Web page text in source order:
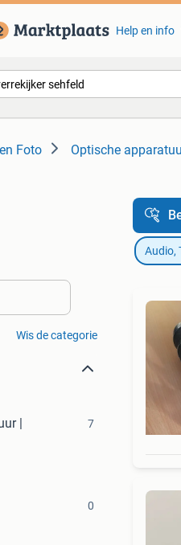
Help en info
Foto Optische
Wis de categorie
|
7
0
Audio,